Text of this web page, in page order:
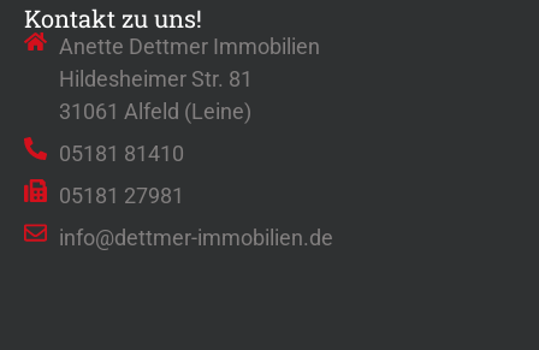
Kontakt zu uns!
Anette Dettmer Immobilien
Hildesheimer Str. 81
31061 Alfeld (Leine)
05181 81410
05181 27981
info@dettmer-immobilien.de